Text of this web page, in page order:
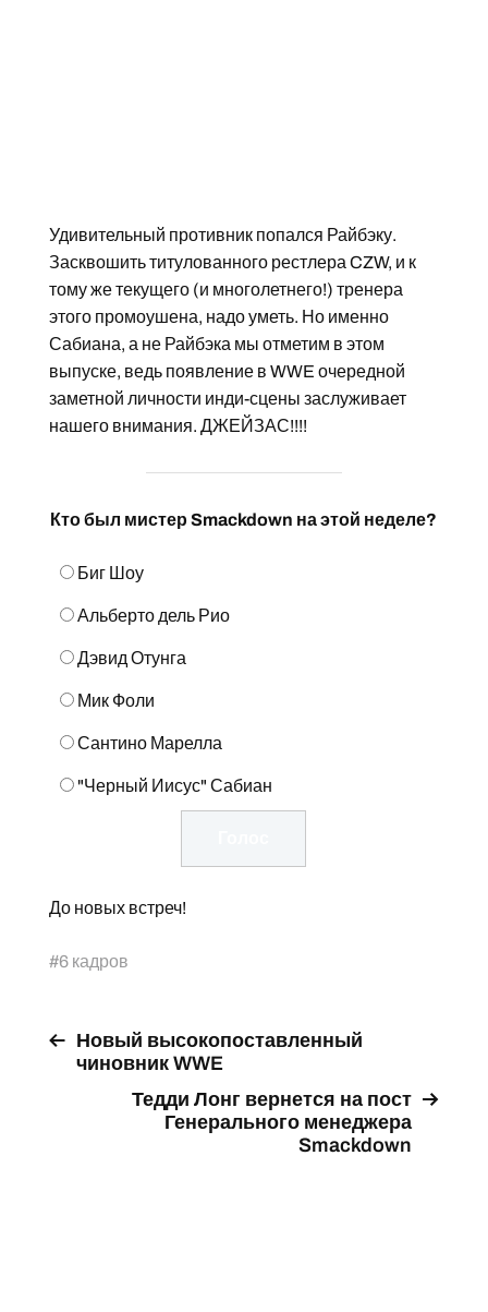
Удивительный противник попался Райбэку.
Засквошить титулованного рестлера CZW, и к
тому же текущего (и многолетнего!) тренера
этого промоушена, надо уметь. Но именно
Сабиана, а не Райбэка мы отметим в этом
выпуске, ведь появление в WWE очередной
заметной личности инди-сцены заслуживает
нашего внимания. ДЖЕЙЗАС!!!!
Кто был мистер Smackdown на этой неделе?
Биг Шоу
Альберто дель Рио
Дэвид Отунга
Мик Фоли
Сантино Марелла
"Черный Иисус" Сабиан
До новых встреч!
#6 кадров
Новый высокопоставленный
чиновник WWE
Тедди Лонг вернется на пост
Генерального менеджера
Smackdown